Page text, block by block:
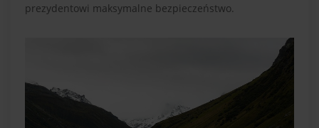
prezydentowi maksymalne bezpieczeństwo.